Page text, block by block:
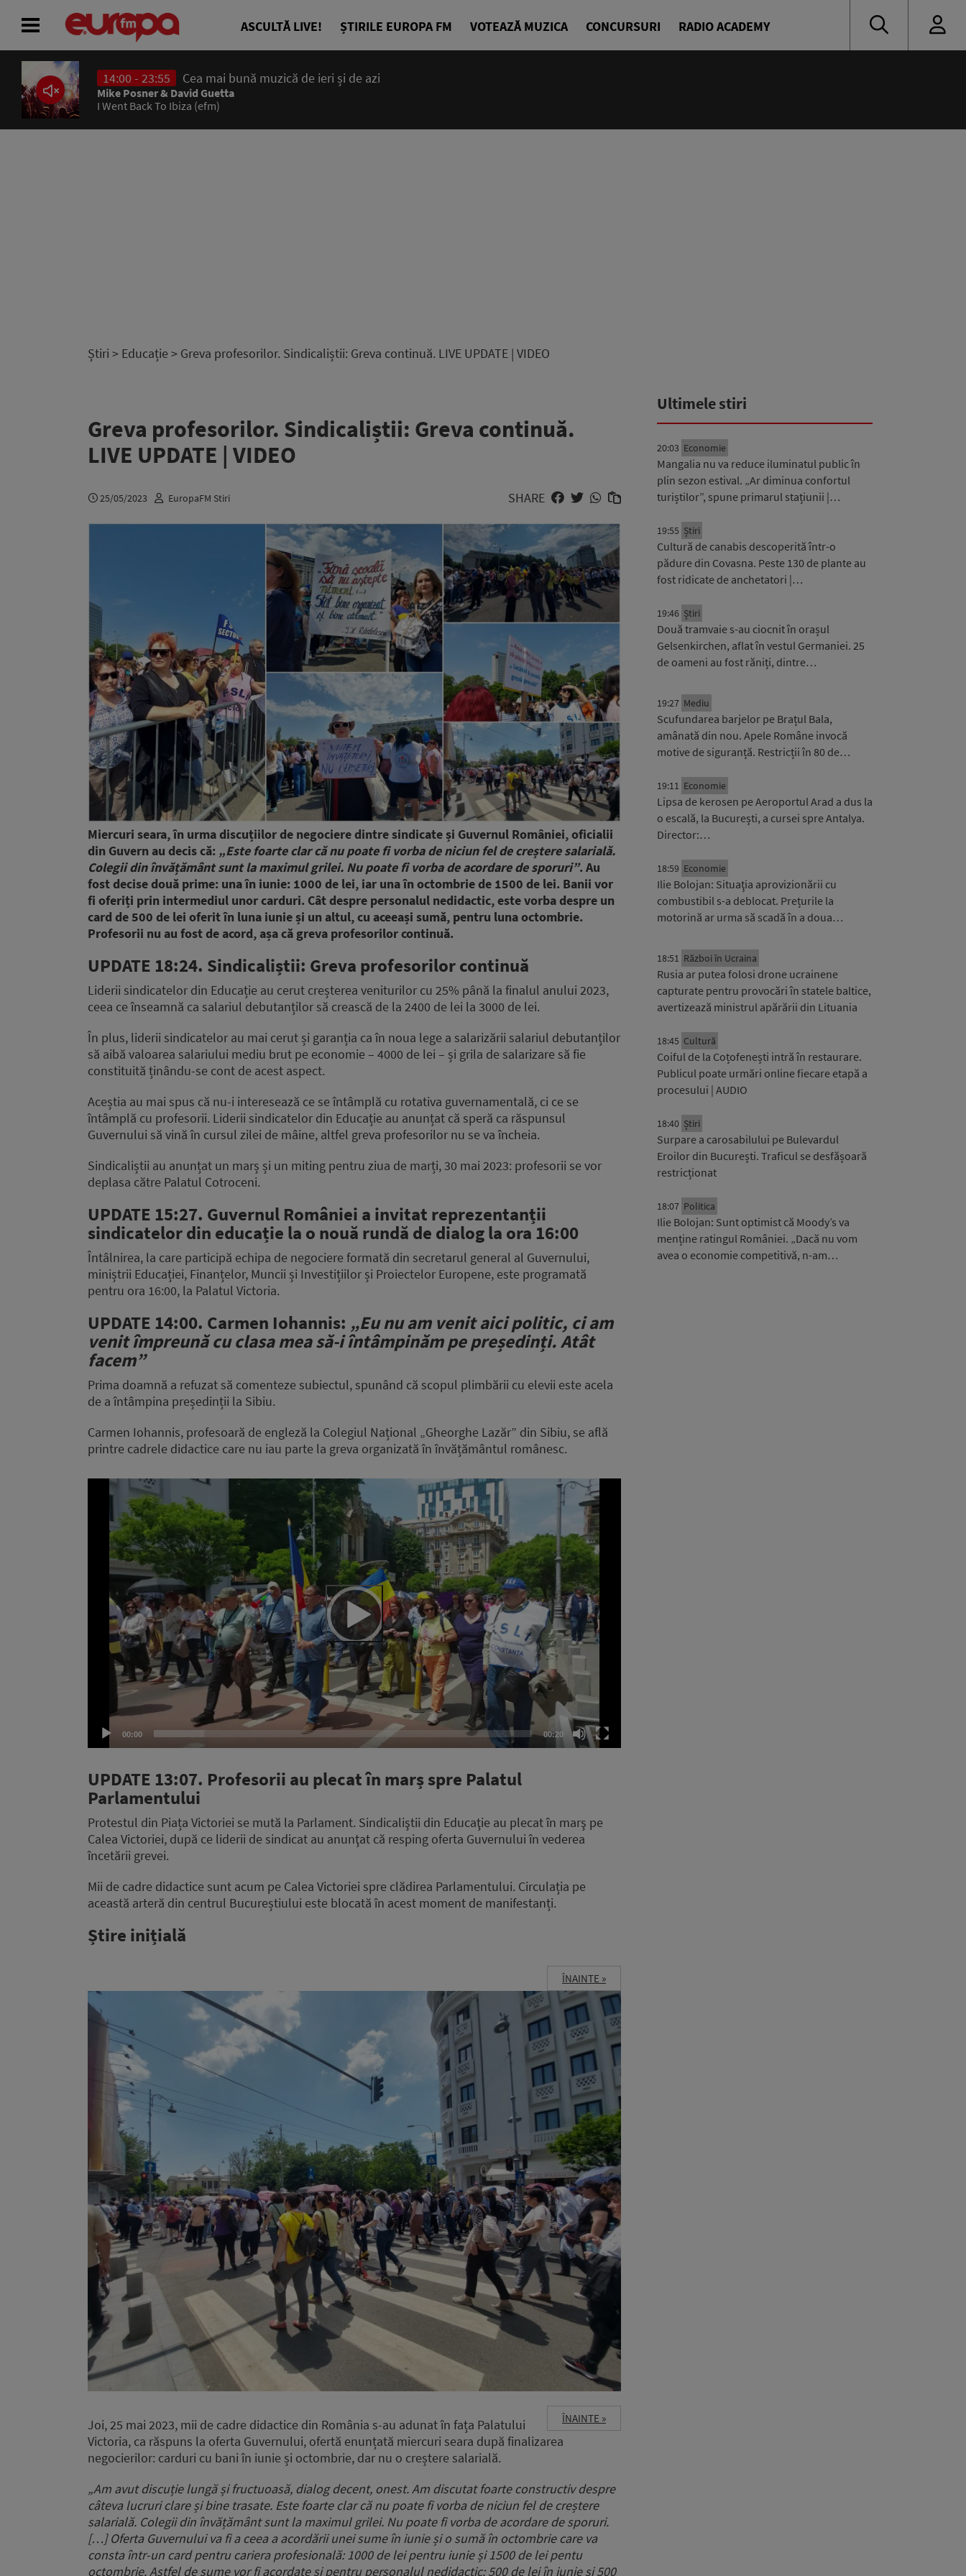
ASCULTĂ LIVE! ȘTIRILE EUROPA FM VOTEAZĂ MUZICA CONCURSURI RADIO ACADEMY
14:00 - 23:55 Cea mai bună muzică de ieri și de azi
Mike Posner & David Guetta
I Went Back To Ibiza (efm)
Știri > Educație > Greva profesorilor. Sindicaliștii: Greva continuă. LIVE UPDATE | VIDEO
Greva profesorilor. Sindicaliștii: Greva continuă.
LIVE UPDATE | VIDEO
25/05/2023 EuropaFM Stiri SHARE
Miercuri seara, în urma discuțiilor de negociere dintre sindicate și Guvernul României, oficialii
din Guvern au decis că: „Este foarte clar că nu poate fi vorba de niciun fel de creștere salarială.
Colegii din învățământ sunt la maximul grilei. Nu poate fi vorba de acordare de sporuri”. Au
fost decise două prime: una în iunie: 1000 de lei, iar una în octombrie de 1500 de lei. Banii vor
fi oferiți prin intermediul unor carduri. Cât despre personalul nedidactic, este vorba despre un
card de 500 de lei oferit în luna iunie și un altul, cu aceeași sumă, pentru luna octombrie.
Profesorii nu au fost de acord, așa că greva profesorilor continuă.
UPDATE 18:24. Sindicaliștii: Greva profesorilor continuă
Liderii sindicatelor din Educație au cerut creșterea veniturilor cu 25% până la finalul anului 2023,
ceea ce înseamnă ca salariul debutanților să crească de la 2400 de lei la 3000 de lei.
În plus, liderii sindicatelor au mai cerut și garanția ca în noua lege a salarizării salariul debutanților
să aibă valoarea salariului mediu brut pe economie – 4000 de lei – și grila de salarizare să fie
constituită ținându-se cont de acest aspect.
Aceștia au mai spus că nu-i interesează ce se întâmplă cu rotativa guvernamentală, ci ce se
întâmplă cu profesorii. Liderii sindicatelor din Educație au anunțat că speră ca răspunsul
Guvernului să vină în cursul zilei de mâine, altfel greva profesorilor nu se va încheia.
Sindicaliștii au anunțat un marș și un miting pentru ziua de marți, 30 mai 2023: profesorii se vor
deplasa către Palatul Cotroceni.
UPDATE 15:27. Guvernul României a invitat reprezentanții
sindicatelor din educație la o nouă rundă de dialog la ora 16:00
Întâlnirea, la care participă echipa de negociere formată din secretarul general al Guvernului,
miniștrii Educației, Finanțelor, Muncii și Investițiilor și Proiectelor Europene, este programată
pentru ora 16:00, la Palatul Victoria.
UPDATE 14:00. Carmen Iohannis: „Eu nu am venit aici politic, ci am
venit împreună cu clasa mea să-i întâmpinăm pe președinți. Atât
facem”
Prima doamnă a refuzat să comenteze subiectul, spunând că scopul plimbării cu elevii este acela
de a întâmpina președinții la Sibiu.
Carmen Iohannis, profesoară de engleză la Colegiul Național „Gheorghe Lazăr” din Sibiu, se află
printre cadrele didactice care nu iau parte la greva organizată în învățământul românesc.
Video
00:00 00:20
UPDATE 13:07. Profesorii au plecat în marș spre Palatul
Parlamentului
Protestul din Piața Victoriei se mută la Parlament. Sindicaliştii din Educaţie au plecat în marş pe
Calea Victoriei, după ce liderii de sindicat au anunţat că resping oferta Guvernului în vederea
încetării grevei.
Mii de cadre didactice sunt acum pe Calea Victoriei spre clădirea Parlamentului. Circulația pe
această arteră din centrul Bucureștiului este blocată în acest moment de manifestanți.
Știre inițială
ÎNAINTE »
ÎNAINTE »
Joi, 25 mai 2023, mii de cadre didactice din România s-au adunat în fața Palatului
Victoria, ca răspuns la oferta Guvernului, ofertă enunțată miercuri seara după finalizarea
negocierilor: carduri cu bani în iunie și octombrie, dar nu o creștere salarială.
„Am avut discuție lungă și fructuoasă, dialog decent, onest. Am discutat foarte constructiv despre
câteva lucruri clare și bine trasate. Este foarte clar că nu poate fi vorba de niciun fel de creștere
salarială. Colegii din învățământ sunt la maximul grilei. Nu poate fi vorba de acordare de sporuri.
[…] Oferta Guvernului va fi a ceea a acordării unei sume în iunie și o sumă în octombrie care va
consta într-un card pentru cariera profesională: 1000 de lei pentru iunie și 1500 de lei pentu
octombrie. Astfel de sume vor fi acordate și pentru personalul nedidactic: 500 de lei în iunie și 500
Ultimele stiri
20:03 Economie
Mangalia nu va reduce iluminatul public în
plin sezon estival. „Ar diminua confortul
turiștilor”, spune primarul stațiunii |…
19:55 Știri
Cultură de canabis descoperită într-o
pădure din Covasna. Peste 130 de plante au
fost ridicate de anchetatori |…
19:46 Știri
Două tramvaie s-au ciocnit în orașul
Gelsenkirchen, aflat în vestul Germaniei. 25
de oameni au fost răniți, dintre…
19:27 Mediu
Scufundarea barjelor pe Brațul Bala,
amânată din nou. Apele Române invocă
motive de siguranță. Restricții în 80 de…
19:11 Economie
Lipsa de kerosen pe Aeroportul Arad a dus la
o escală, la București, a cursei spre Antalya.
Director:…
18:59 Economie
Ilie Bolojan: Situaţia aprovizionării cu
combustibil s-a deblocat. Prețurile la
motorină ar urma să scadă în a doua…
18:51 Război în Ucraina
Rusia ar putea folosi drone ucrainene
capturate pentru provocări în statele baltice,
avertizează ministrul apărării din Lituania
18:45 Cultură
Coiful de la Coțofenești intră în restaurare.
Publicul poate urmări online fiecare etapă a
procesului | AUDIO
18:40 Știri
Surpare a carosabilului pe Bulevardul
Eroilor din București. Traficul se desfășoară
restricționat
18:07 Politica
Ilie Bolojan: Sunt optimist că Moody’s va
menține ratingul României. „Dacă nu vom
avea o economie competitivă, n-am…
ACASĂ
ȘTIRI